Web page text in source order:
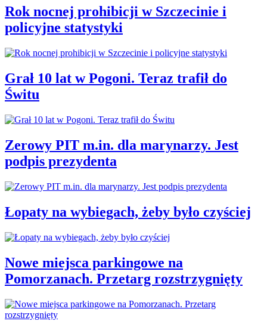
Rok nocnej prohibicji w Szczecinie i
policyjne statystyki
Grał 10 lat w Pogoni. Teraz trafił do
Świtu
Zerowy PIT m.in. dla marynarzy. Jest
podpis prezydenta
Łopaty na wybiegach, żeby było czyściej
Nowe miejsca parkingowe na
Pomorzanach. Przetarg rozstrzygnięty